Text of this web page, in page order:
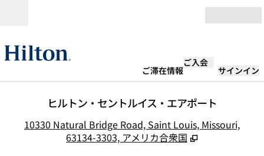
ご滞在情報
ご入会
サインイン
ヒルトン・セントルイス・エアポート
10330 Natural Bridge Road, Saint Louis, Missouri,
63134-3303, アメリカ合衆国